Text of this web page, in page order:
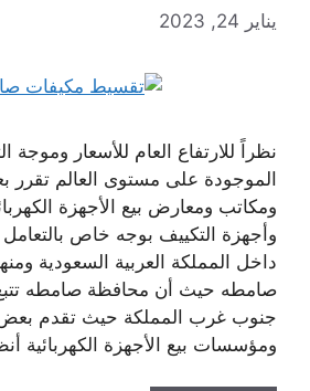
يناير 24, 2023
نظراً للارتفاع العام للأسعار وموجة
الموجودة على مستوى العالم
ومكاتب ومعارض بيع الأجهزة
وأجهزة التكييف بوجه خاص
داخل المملكة العربية السعودية
صامطه حيث أن محافظة صامطه
جنوب غرب المملكة حيث تقدم
ومؤسسات بيع الأجهزة الكهربائية